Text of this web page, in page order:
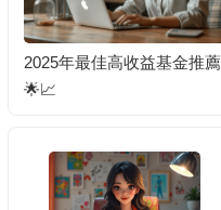
2025年最佳高收益基金推薦
🌟📈